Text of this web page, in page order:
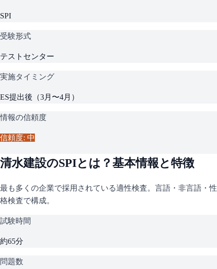
SPI
受験形式
テストセンター
実施タイミング
ES提出後（3月〜4月）
情報の信頼度
信頼度: 中
清水建設のSPIとは？基本情報と特徴
最も多くの企業で採用されている適性検査。言語・非言語・性
格検査で構成。
試験時間
約65分
問題数